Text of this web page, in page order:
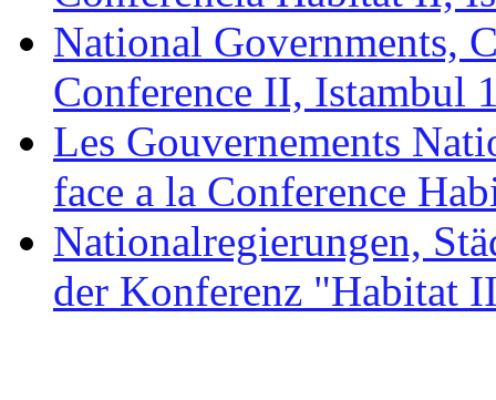
National Governments,
Conference II, Istambul
Les Gouvernements
face a la Conference
Nationalregierungen,
der Konferenz "Habitat